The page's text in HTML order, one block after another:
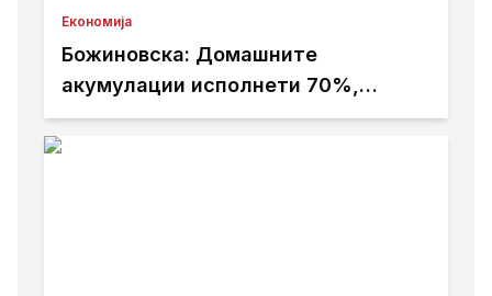
Економија
Божиновска: Домашните
акумулации исполнети 70%,
обезбедена стабилност на